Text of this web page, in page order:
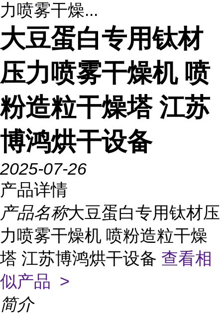
力喷雾干燥...
大豆蛋白专用钛材
压力喷雾干燥机 喷
粉造粒干燥塔 江苏
博鸿烘干设备
2025-07-26
产品详情
产品名称大豆蛋白专用钛材压
力喷雾干燥机 喷粉造粒干燥
塔 江苏博鸿烘干设备 查看相
似产品 >
简介